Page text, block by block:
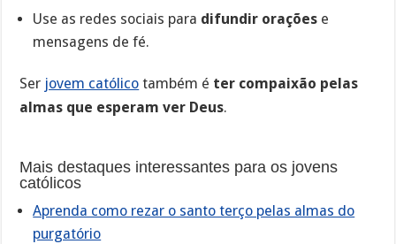
Use as redes sociais para difundir orações e
mensagens de fé.
Ser jovem católico também é ter compaixão pelas
almas que esperam ver Deus.
Mais destaques interessantes para os jovens
católicos
Aprenda como rezar o santo terço pelas almas do
purgatório